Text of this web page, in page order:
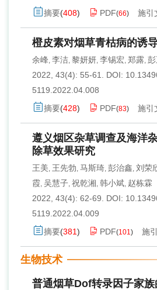
摘要(408) PDF(66) 施引
橙皮素对烟草青枯病的诱
余峰, 李洁, 黎妍妍, 李锡宏, 郑露,
2022, 43(4): 55-61.
DOI:
5119.2022.04.008
摘要(428) PDF(83) 施引
遵义烟区杂草调查及海洋
除草效果研究
王美, 王先勃, 马斯琦, 彭治鑫, 刘荣
霞, 吴慧子, 祝乾湘, 韩小斌, 赵栋霖
2022, 43(4): 62-69.
DOI:
5119.2022.04.009
摘要(381) PDF(101) 施
生物技术
普通烟草Dof转录因子家